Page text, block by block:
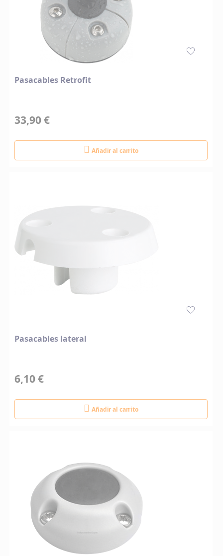
Pasacables Retrofit
33,90 €
Añadir al carrito
Pasacables lateral
6,10 €
Añadir al carrito